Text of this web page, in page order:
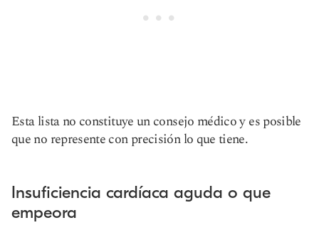
Esta lista no constituye un consejo médico y es posible
que no represente con precisión lo que tiene.
Insuficiencia cardíaca aguda o que
empeora